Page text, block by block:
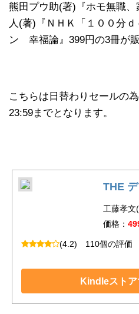
熊田プウ助(著)『ホモ無職
人(著)『ＮＨＫ「１００分
ン 幸福論』399円の3冊が販
こちらは日替わりセールの
23:59までとなります。
THE
工藤孝文
価格：
(4.2) 110個の評価
Kindleストア